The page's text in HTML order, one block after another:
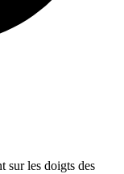
sur les doigts des